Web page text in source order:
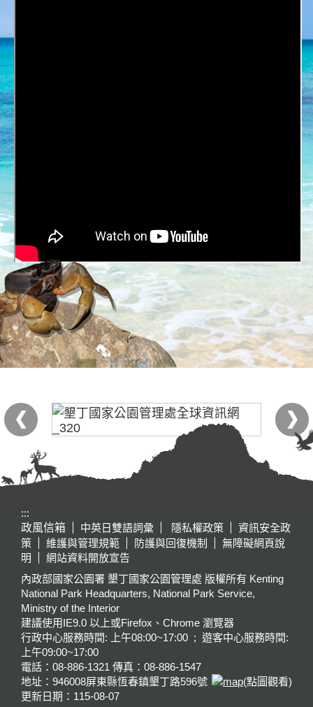
:::
政風信箱
中英日雙語詞彙 隱私權政策
資訊安全政
策
維護與管理規範 防護與回復機制
無障礙網頁說
明
網站資料開放宣告
內政部國家公園署 墾丁國家公園管理處 版權所有 Kenting
National Park Headquarters, National Park Service,
Ministry of the Interior
建議使用IE9.0 以上或Firefox、Chrome 瀏覽器
行政中心服務時間: 上午08:00~17:00 ; 遊客中心服務時間:
上午09:00~17:00
電話：08-886-1321 傳真：08-886-1547
地址：946008屏東縣恆春鎮墾丁路596號
(點圖觀看)
更新日期： 115-08-07